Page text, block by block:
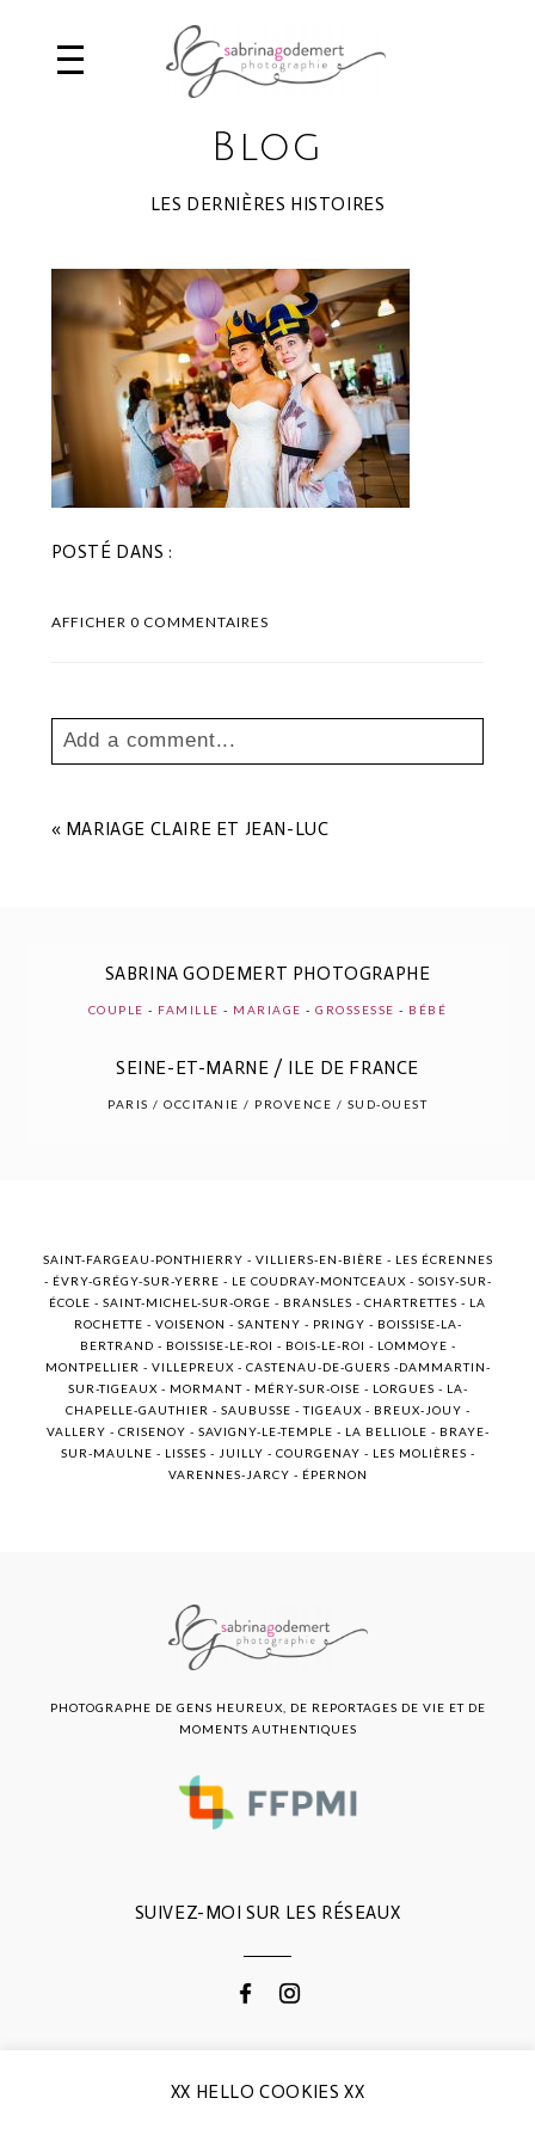
Blog
LES DERNIÈRES HISTOIRES
POSTÉ DANS :
AFFICHER0 COMMENTAIRES
Add a comment...
Les champs marqués sont requis *
POST COMMENT
« MARIAGE CLAIRE ET JEAN-LUC
SABRINA GODEMERT PHOTOGRAPHE
COUPLE - FAMILLE - MARIAGE -GROSSESSE - BÉBÉ
SEINE-ET-MARNE / ILE DE FRANCE
PARIS / OCCITANIE / PROVENCE / SUD-OUEST
SAINT-FARGEAU-PONTHIERRY - VILLIERS-EN-BIÈRE - LES ÉCRENNES
- ÉVRY-GRÉGY-SUR-YERRE - LE COUDRAY-MONTCEAUX - SOISY-SUR-
ÉCOLE - SAINT-MICHEL-SUR-ORGE - BRANSLES - CHARTRETTES - LA
ROCHETTE - VOISENON - SANTENY - PRINGY - BOISSISE-LA-
BERTRAND - BOISSISE-LE-ROI - BOIS-LE-ROI - LOMMOYE -
MONTPELLIER - VILLEPREUX - CASTENAU-DE-GUERS -DAMMARTIN-
SUR-TIGEAUX - MORMANT - MÉRY-SUR-OISE - LORGUES - LA-
CHAPELLE-GAUTHIER - SAUBUSSE - TIGEAUX - BREUX-JOUY -
VALLERY - CRISENOY - SAVIGNY-LE-TEMPLE - LA BELLIOLE - BRAYE-
SUR-MAULNE - LISSES - JUILLY - COURGENAY - LES MOLIÈRES -
VARENNES-JARCY - ÉPERNON
SUIVEZ-MOI SUR LES RÉSEAUX
PHOTOGRAPHE DE GENS HEUREUX, DE REPORTAGES DE VIE ET DE
MOMENTS AUTHENTIQUES
CONTACTEZ-MOI
XX HELLO COOKIES XX